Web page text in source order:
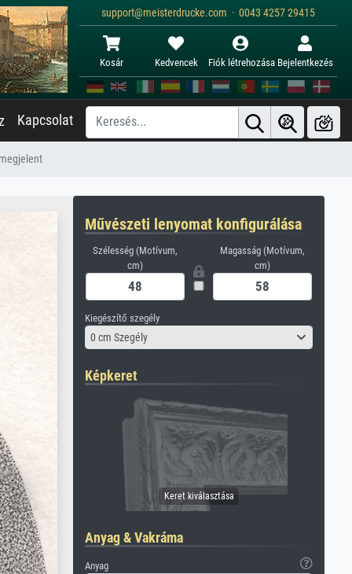
support@meisterdrucke.com · 0043 4257 29415
Kosár Kedvencek Fiók létrehozása Bejelentkezés
Kapcsolat
Művészeti lenyomat konfigurálása
Szélesség (Motívum,
cm)
Magasság (Motívum,
cm)
Kiegészítő szegély
0 cm Szegély
Képkeret
Anyag & Vakráma
Anyag